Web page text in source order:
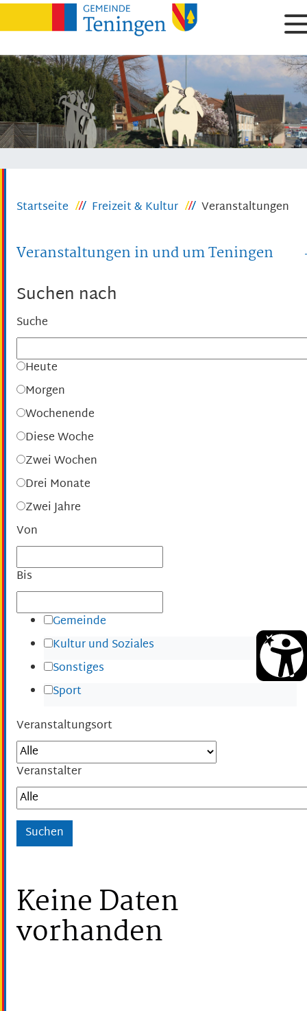
Startseite Freizeit & Kultur Veranstaltungen
Veranstaltungen in und um Teningen
Suchen nach
Suche
Heute
Morgen
Wochenende
Diese Woche
Zwei Wochen
Drei Monate
Zwei Jahre
Von
Bis
Gemeinde
Kultur und Soziales
Sonstiges
Sport
Veranstaltungsort
Veranstalter
Keine Daten
vorhanden